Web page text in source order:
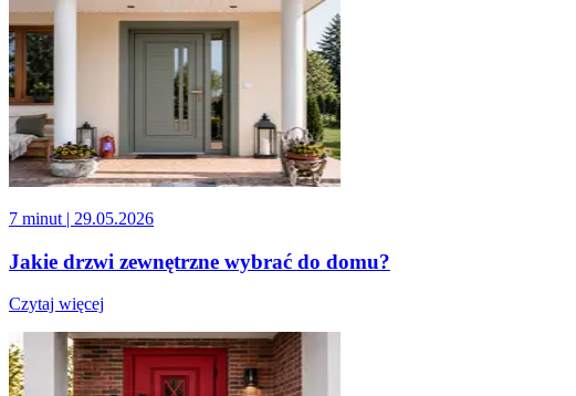
7 minut | 29.05.2026
Jakie drzwi zewnętrzne wybrać do domu?
Czytaj więcej